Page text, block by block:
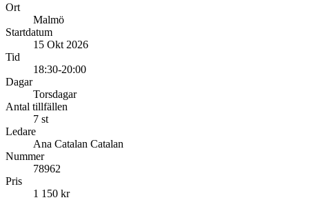
Ort
Malmö
Startdatum
15 Okt 2026
Tid
18:30-20:00
Dagar
Torsdagar
Antal tillfällen
7 st
Ledare
Ana Catalan Catalan
Nummer
78962
Pris
1 150 kr